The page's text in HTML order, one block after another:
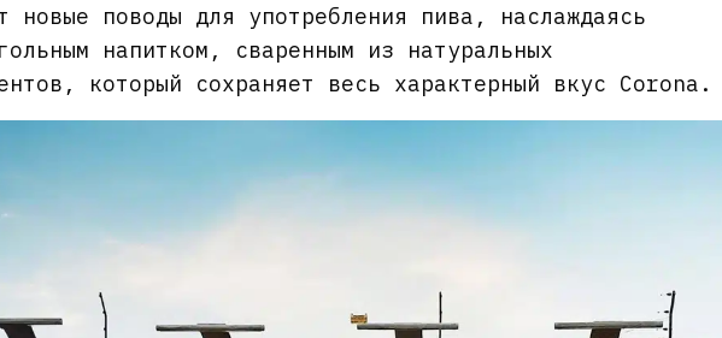
новые поводы для употребления пива, наслаждаясь
напитком, сваренным из натуральных
который сохраняет весь характерный вкус Corona.